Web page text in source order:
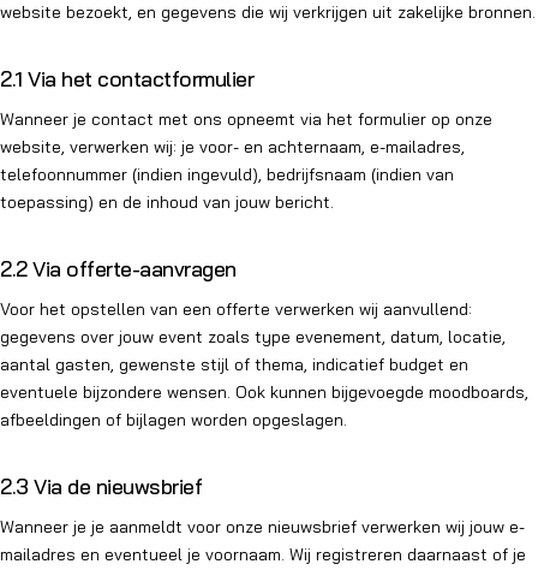
website bezoekt, en gegevens die wij verkrijgen uit zakelijke bronnen.
2.1 Via het contactformulier
Wanneer je contact met ons opneemt via het formulier op onze
website, verwerken wij: je voor- en achternaam, e-mailadres,
telefoonnummer (indien ingevuld), bedrijfsnaam (indien van
toepassing) en de inhoud van jouw bericht.
2.2 Via offerte-aanvragen
Voor het opstellen van een offerte verwerken wij aanvullend:
gegevens over jouw event zoals type evenement, datum, locatie,
aantal gasten, gewenste stijl of thema, indicatief budget en
eventuele bijzondere wensen. Ook kunnen bijgevoegde moodboards,
afbeeldingen of bijlagen worden opgeslagen.
2.3 Via de nieuwsbrief
Wanneer je je aanmeldt voor onze nieuwsbrief verwerken wij jouw e-
mailadres en eventueel je voornaam. Wij registreren daarnaast of je